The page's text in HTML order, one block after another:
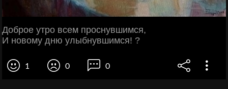
Доброе утро всем проснувшимся,
И новому дню улыбнувшимся! ?
1 0 0